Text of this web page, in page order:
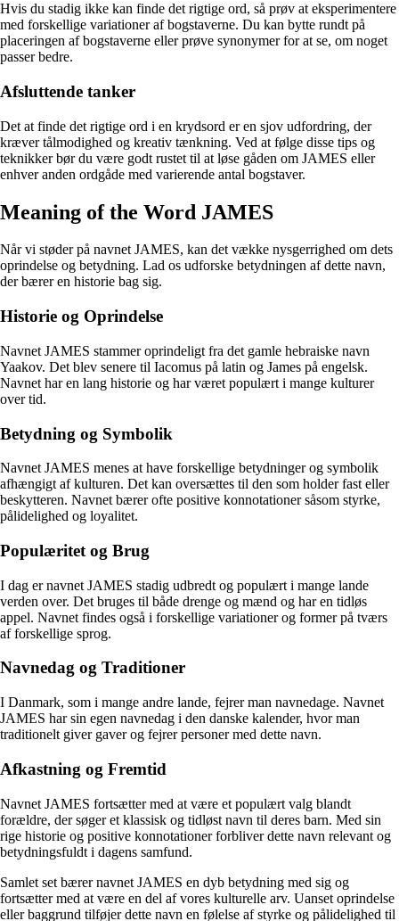
Hvis du stadig ikke kan finde det rigtige ord, så prøv at eksperimentere
med forskellige variationer af bogstaverne. Du kan bytte rundt på
placeringen af bogstaverne eller prøve synonymer for at se, om noget
passer bedre.
Afsluttende tanker
Det at finde det rigtige ord i en krydsord er en sjov udfordring, der
kræver tålmodighed og kreativ tænkning. Ved at følge disse tips og
teknikker bør du være godt rustet til at løse gåden om JAMES eller
enhver anden ordgåde med varierende antal bogstaver.
Meaning of the Word JAMES
Når vi støder på navnet JAMES, kan det vække nysgerrighed om dets
oprindelse og betydning. Lad os udforske betydningen af dette navn,
der bærer en historie bag sig.
Historie og Oprindelse
Navnet JAMES stammer oprindeligt fra det gamle hebraiske navn
Yaakov. Det blev senere til Iacomus på latin og James på engelsk.
Navnet har en lang historie og har været populært i mange kulturer
over tid.
Betydning og Symbolik
Navnet JAMES menes at have forskellige betydninger og symbolik
afhængigt af kulturen. Det kan oversættes til den som holder fast eller
beskytteren. Navnet bærer ofte positive konnotationer såsom styrke,
pålidelighed og loyalitet.
Populæritet og Brug
I dag er navnet JAMES stadig udbredt og populært i mange lande
verden over. Det bruges til både drenge og mænd og har en tidløs
appel. Navnet findes også i forskellige variationer og former på tværs
af forskellige sprog.
Navnedag og Traditioner
I Danmark, som i mange andre lande, fejrer man navnedage. Navnet
JAMES har sin egen navnedag i den danske kalender, hvor man
traditionelt giver gaver og fejrer personer med dette navn.
Afkastning og Fremtid
Navnet JAMES fortsætter med at være et populært valg blandt
forældre, der søger et klassisk og tidløst navn til deres barn. Med sin
rige historie og positive konnotationer forbliver dette navn relevant og
betydningsfuldt i dagens samfund.
Samlet set bærer navnet JAMES en dyb betydning med sig og
fortsætter med at være en del af vores kulturelle arv. Uanset oprindelse
eller baggrund tilføjer dette navn en følelse af styrke og pålidelighed til